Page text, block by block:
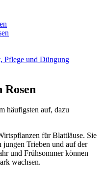
Pflege und Düngung
Rosen
häufigsten auf, dazu
für Blattläuse. Sie
jungen Trieben und auf der
und Frühsommer können
wachsen.